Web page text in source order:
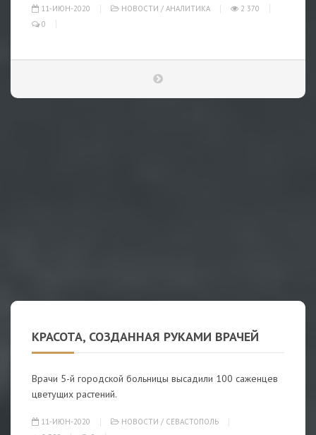
11-ИЮН-2020 НОВОСТИ / АНАЛИТИКА
2 370
0
КРАСОТА, СОЗДАННАЯ РУКАМИ ВРАЧЕЙ
Врачи 5-й городской больницы высадили 100 саженцев
цветущих растений.
11-ИЮН-2020 НОВОСТИ / СЕВАСТОПОЛЬ